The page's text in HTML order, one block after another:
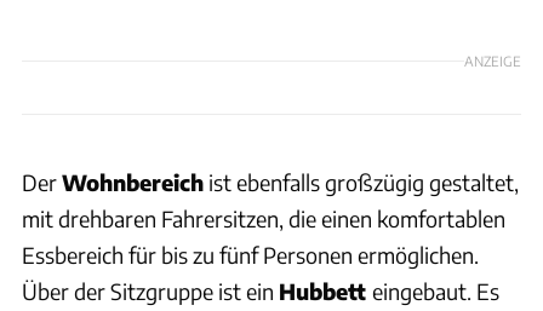
ANZEIGE
DerWohnbereich ist ebenfalls großzügig gestaltet,
mit drehbaren Fahrersitzen, die einen komfortablen
Essbereich für bis zu fünf Personen ermöglichen.
Über der Sitzgruppe ist ein Hubbett eingebaut. Es